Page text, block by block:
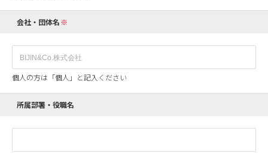
会社・団体名
個人の方は「個人」と記入ください
所属部署・役職名